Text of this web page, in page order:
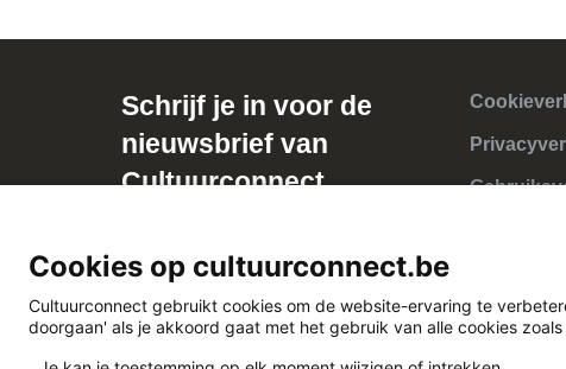
Schrijf je in voor de
nieuwsbrief van
Cultuurconnect
Cookies op cultuurconnect.be
Cultuurconnect gebruikt cookies om de website-ervaring te
doorgaan' als je akkoord gaat met het gebruik van alle cookies